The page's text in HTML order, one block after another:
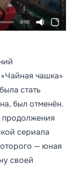
0:00
чашка»
стать
был отменён.
продолжения
сериала
— юная
своей